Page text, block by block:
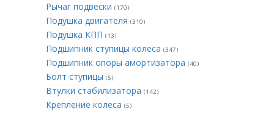
Рычаг подвески (170)
Подушка двигателя (310)
Подушка КПП (13)
Подшипник ступицы колеса (347)
Подшипник опоры амортизатора (40)
Болт ступицы (5)
Втулки стабилизатора (142)
Крепление колеса (5)